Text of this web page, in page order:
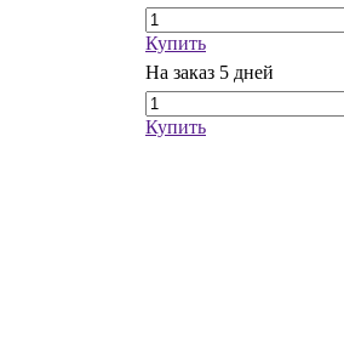
Купить
На заказ 5 дней
Купить